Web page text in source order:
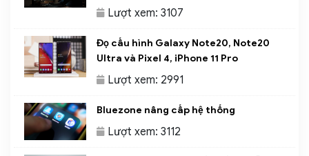
Lượt xem: 3107
Đọ cấu hình Galaxy Note20, Note20
Ultra và Pixel 4, iPhone 11 Pro
Lượt xem: 2991
Bluezone nâng cấp hệ thống
Lượt xem: 3112